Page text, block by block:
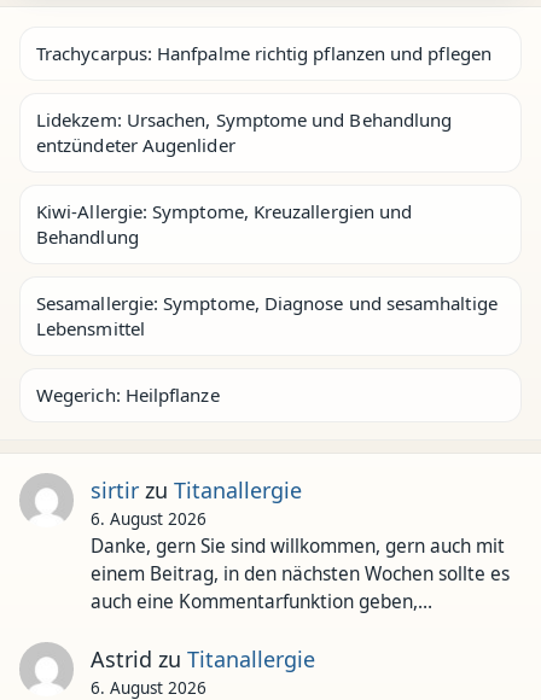
Trachycarpus: Hanfpalme richtig pflanzen und pflegen
Lidekzem: Ursachen, Symptome und Behandlung
entzündeter Augenlider
Kiwi-Allergie: Symptome, Kreuzallergien und
Behandlung
Sesamallergie: Symptome, Diagnose und sesamhaltige
Lebensmittel
Wegerich: Heilpflanze
sirtirzu Titanallergie
6. August 2026
Danke, gern Sie sind willkommen, gern auch mit
einem Beitrag, in den nächsten Wochen sollte es
auch eine Kommentarfunktion geben,…
Astrid zu Titanallergie
6. August 2026